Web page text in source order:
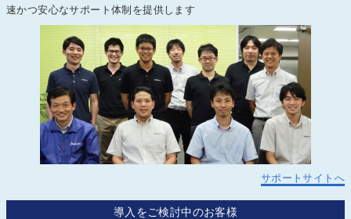
速かつ安心なサポート体制を提供します
サポートサイトへ
導入をご検討中のお客様